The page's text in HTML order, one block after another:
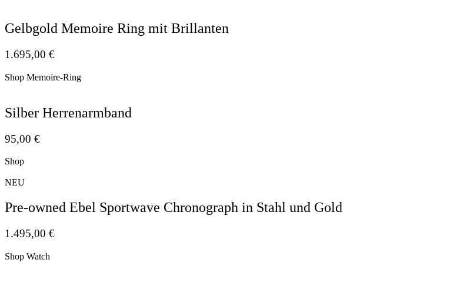
Gelbgold Memoire Ring mit Brillanten
1.695,00 €
Shop Memoire-Ring
Silber Herrenarmband
95,00 €
Shop
NEU
Pre-owned Ebel Sportwave Chronograph in Stahl und Gold
1.495,00 €
Shop Watch